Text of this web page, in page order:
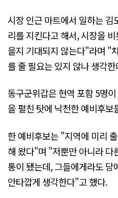
시장 인근 마트에서 일하는
리를 지킨다고 해서, 시장을
을지 기대되지 않는다"라며 "
를 줄 필요는 있지 않나 생각
동구군위갑은 현역 포함 5명
을 펼친 탓에 낙천한 예비후보
한 예비후보는 "지역에 미리
해 왔다"며 "저뿐만 아니라 다
통이 됐는데, 그들에게라도
안타깝게 생각한다"고 했다.